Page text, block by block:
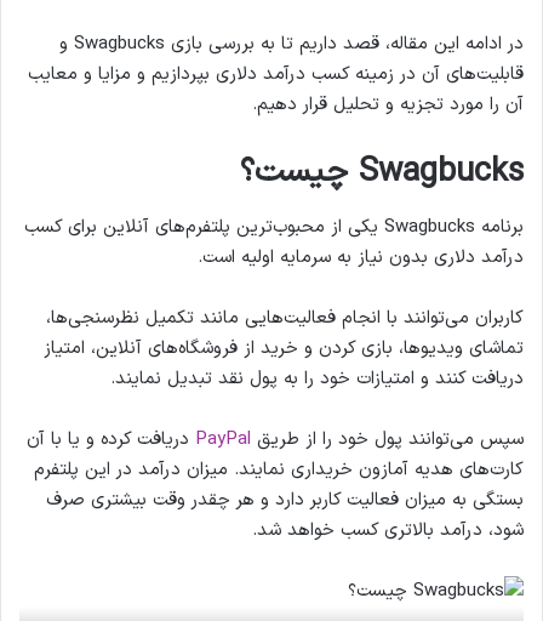
در ادامه این مقاله، قصد داریم تا به بررسی بازی Swagbucks و
قابلیت‌های آن در زمینه کسب درآمد دلاری بپردازیم و مزایا و معایب
آن را مورد تجزیه و تحلیل قرار دهیم.
Swagbucks چیست؟
برنامه Swagbucks یکی از محبوب‌ترین پلتفرم‌های آنلاین برای کسب
درآمد دلاری بدون نیاز به سرمایه اولیه است.
کاربران می‌توانند با انجام فعالیت‌هایی مانند تکمیل نظرسنجی‌ها،
تماشای ویدیوها، بازی کردن و خرید از فروشگاه‌های آنلاین، امتیاز
دریافت کنند و امتیازات خود را به پول نقد تبدیل نمایند.
سپس می‌توانند پول خود را از طریق PayPal دریافت کرده و یا با آن
کارت‌های هدیه آمازون خریداری نمایند. میزان درآمد در این پلتفرم
بستگی به میزان فعالیت کاربر دارد و هر چقدر وقت بیشتری صرف
شود، درآمد بالاتری کسب خواهد شد.